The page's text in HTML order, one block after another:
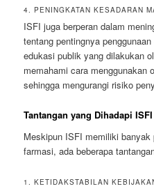
4. PENINGKATAN KESADARAN
ISFI juga berperan dalam
tentang pentingnya
edukasi publik yang dilakukan
memahami cara menggunakan
sehingga mengurangi risiko
Tantangan yang Dihadapi
Meskipun ISFI memiliki
farmasi, ada beberapa
1. KETIDAKSTABILAN